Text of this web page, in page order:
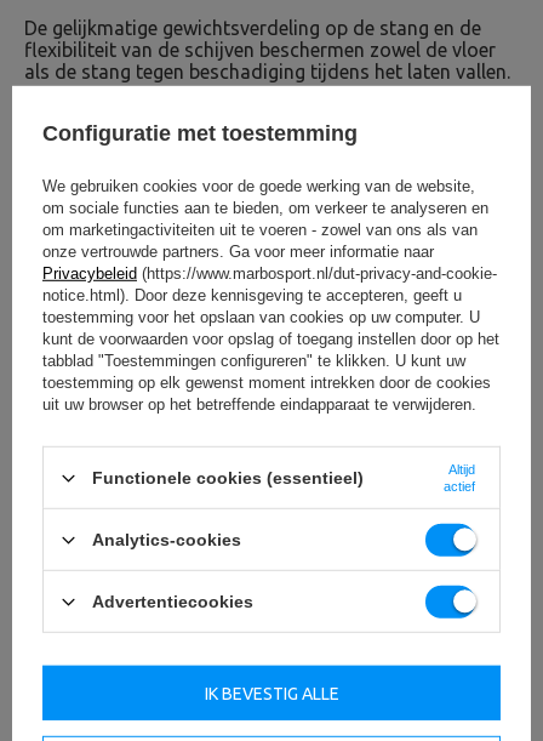
De gelijkmatige gewichtsverdeling op de stang en de
flexibiliteit van de schijven beschermen zowel de vloer
als de stang tegen beschadiging tijdens het laten vallen.
OM TE DOWNLOADEN
BELANGRIJKE VEILIGHEIDSINFORMATIE
Technische specificaties
diameter 45 cm
Materiaal
gumowe
Gewichtstolerantie: ~5%
Configuratie met toestemming
We gebruiken cookies voor de goede werking van de website,
om sociale functies aan te bieden, om verkeer te analyseren en
om marketingactiviteiten uit te voeren - zowel van ons als van
onze vertrouwde partners. Ga voor meer informatie naar
Privacybeleid (https://www.marbosport.nl/dut-privacy-and-cookie-
notice.html). Door deze kennisgeving te accepteren, geeft u
toestemming voor het opslaan van cookies op uw computer. U
kunt de voorwaarden voor opslag of toegang instellen door op het
tabblad "Toestemmingen configureren" te klikken. U kunt uw
toestemming op elk gewenst moment intrekken door de cookies
uit uw browser op het betreffende eindapparaat te verwijderen.
Functionele cookies (essentieel)
Altijd
actief
Analytics-cookies
Advertentiecookies
IK BEVESTIG ALLE